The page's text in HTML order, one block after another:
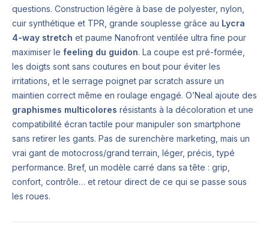
questions. Construction légère à base de polyester, nylon,
cuir synthétique et TPR, grande souplesse grâce au Lycra
4-way stretch et paume Nanofront ventilée ultra fine pour
maximiser le feeling du guidon. La coupe est pré-formée,
les doigts sont sans coutures en bout pour éviter les
irritations, et le serrage poignet par scratch assure un
maintien correct même en roulage engagé. O’Neal ajoute des
graphismes multicolores résistants à la décoloration et une
compatibilité écran tactile pour manipuler son smartphone
sans retirer les gants. Pas de surenchère marketing, mais un
vrai gant de motocross/grand terrain, léger, précis, typé
performance. Bref, un modèle carré dans sa tête : grip,
confort, contrôle… et retour direct de ce qui se passe sous
les roues.